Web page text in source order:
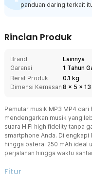
panduan daring terkait
Rincian Produk
Brand
Lainnya
Garansi
1 Tahun
Berat Produk
0.1 kg
Dimensi Kemasan 8 x 5 x 13
Pemutar musik MP3 MP4 dari
mendengarkan musik yang
suara HiFi high fidelity tanpa
smartphone Anda. Dilengkapi
hingga baterai 250 mAh ideal
perjalanan hingga waktu
Fitur